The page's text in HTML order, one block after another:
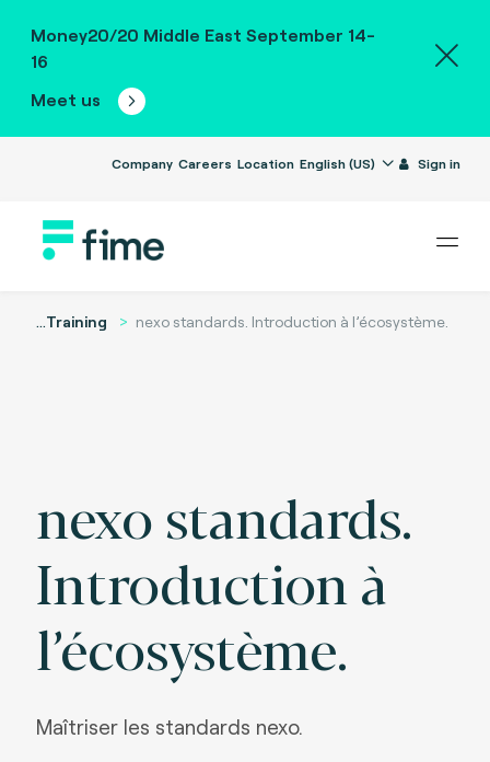
Money20/20 Middle East September 14-
16
Meet us
Company Careers Location English (US) Sign in
...Training nexo standards. Introduction à l’écosystème.
nexo standards.
Introduction à
l’écosystème.
Maîtriser les standards nexo.